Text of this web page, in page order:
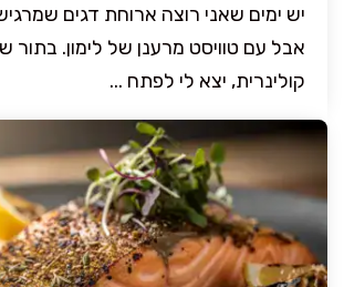
יש ימים שאני רוצה ארוחת דגים
אבל עם טוויסט מרענן של לימון. בתור
קולינרית, יצא לי לפתח ...